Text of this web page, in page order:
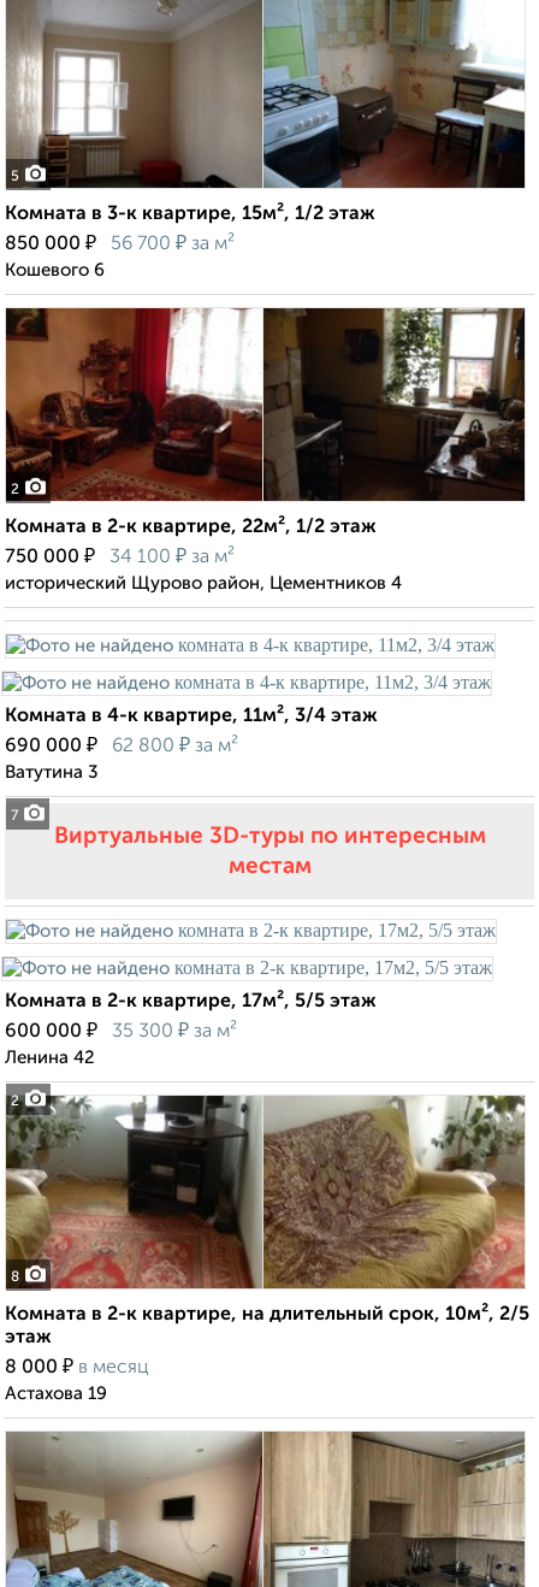
5
Комната в 3-к квартире, 15м², 1/2 этаж
850 000 ₽ 56 700 ₽ за м²
Кошевого 6
2
Комната в 2-к квартире, 22м², 1/2 этаж
750 000 ₽ 34 100 ₽ за м²
исторический Щурово район, Цементников 4
7
Комната в 4-к квартире, 11м², 3/4 этаж
690 000 ₽ 62 800 ₽ за м²
Ватутина 3
Виртуальные 3D-туры по интересным
местам
2
Комната в 2-к квартире, 17м², 5/5 этаж
600 000 ₽ 35 300 ₽ за м²
Ленина 42
8
Комната в 2-к квартире, на длительный срок, 10м², 2/5
этаж
8 000 ₽ в месяц
Астахова 19